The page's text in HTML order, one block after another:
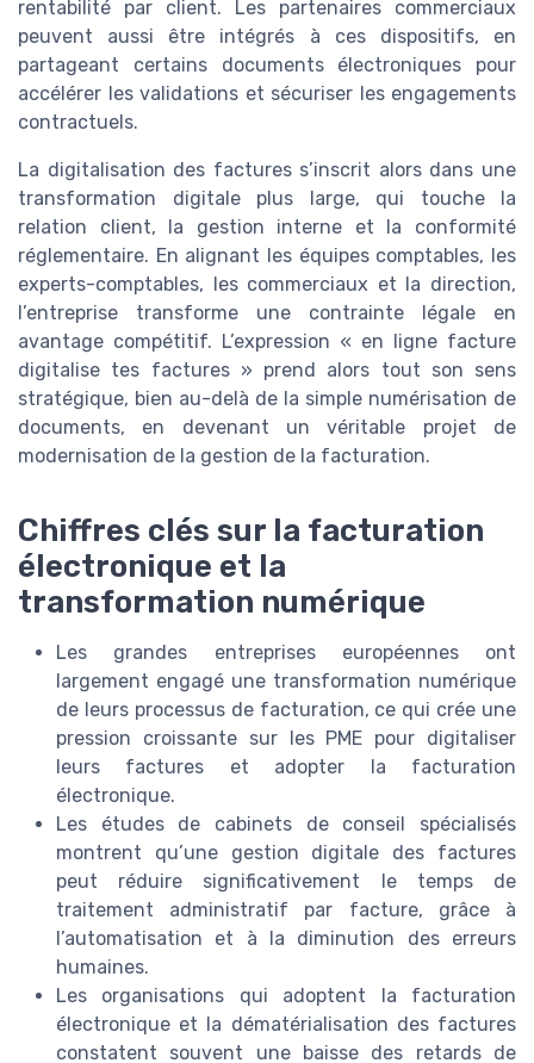
rentabilité par client. Les partenaires commerciaux
peuvent aussi être intégrés à ces dispositifs, en
partageant certains documents électroniques pour
accélérer les validations et sécuriser les engagements
contractuels.
La digitalisation des factures s’inscrit alors dans une
transformation digitale plus large, qui touche la
relation client, la gestion interne et la conformité
réglementaire. En alignant les équipes comptables, les
experts-comptables, les commerciaux et la direction,
l’entreprise transforme une contrainte légale en
avantage compétitif. L’expression « en ligne facture
digitalise tes factures » prend alors tout son sens
stratégique, bien au-delà de la simple numérisation de
documents, en devenant un véritable projet de
modernisation de la gestion de la facturation.
Chiffres clés sur la facturation
électronique et la
transformation numérique
Les grandes entreprises européennes ont
largement engagé une transformation numérique
de leurs processus de facturation, ce qui crée une
pression croissante sur les PME pour digitaliser
leurs factures et adopter la facturation
électronique.
Les études de cabinets de conseil spécialisés
montrent qu’une gestion digitale des factures
peut réduire significativement le temps de
traitement administratif par facture, grâce à
l’automatisation et à la diminution des erreurs
humaines.
Les organisations qui adoptent la facturation
électronique et la dématérialisation des factures
constatent souvent une baisse des retards de